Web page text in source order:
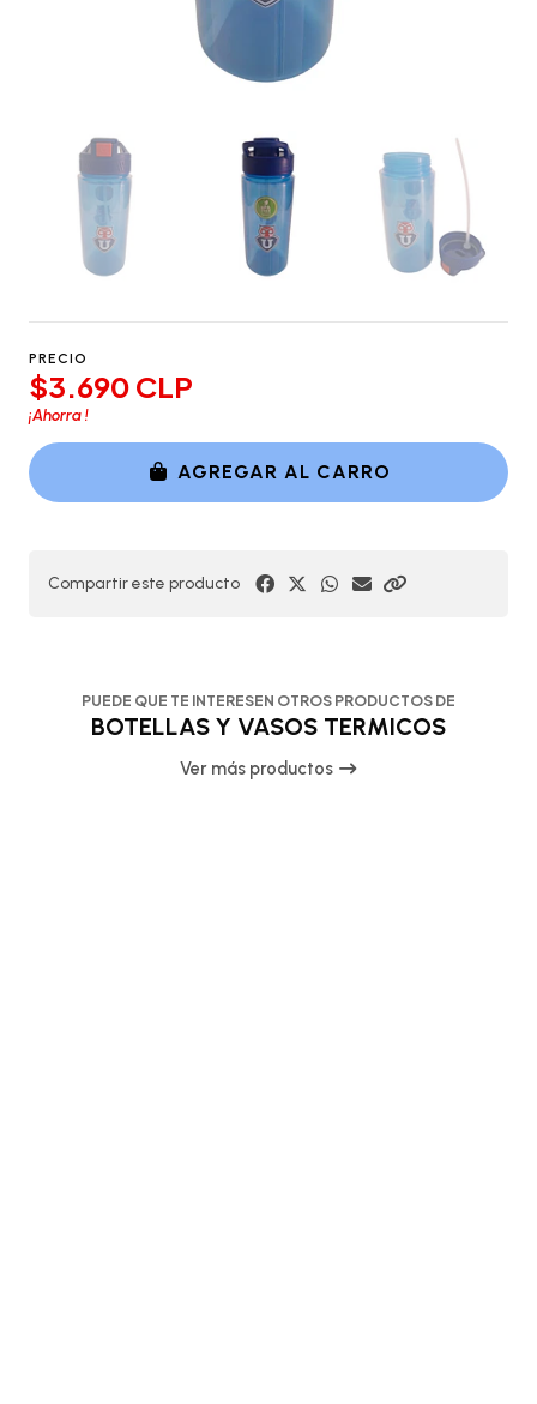
PRECIO
$3.690 CLP
¡Ahorra!
AGREGAR AL CARRO
Compartir este producto
PUEDE QUE TE INTERESEN OTROS PRODUCTOS DE
BOTELLAS Y VASOS TERMICOS
Ver más productos